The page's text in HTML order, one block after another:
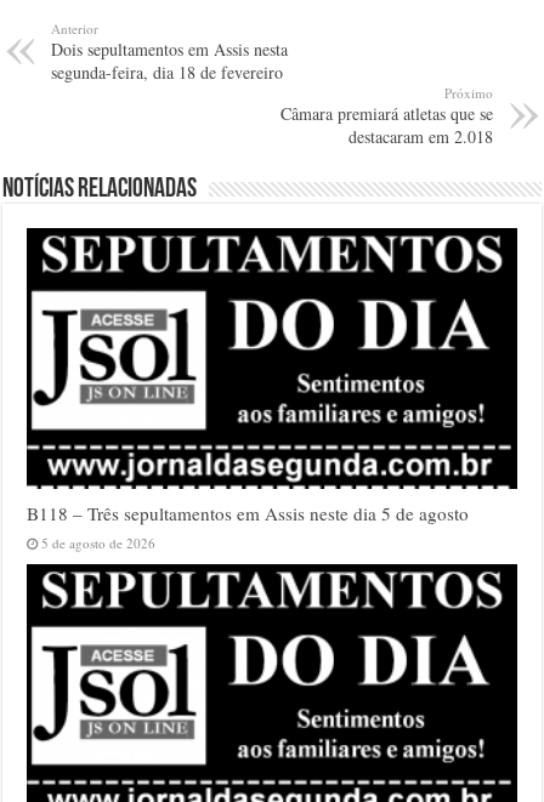
Anterior
Dois sepultamentos em Assis nesta
segunda-feira, dia 18 de fevereiro
Próximo
Câmara premiará atletas que se
destacaram em 2.018
Notícias relacionadas
B118 – Três sepultamentos em Assis neste dia 5 de agosto
5 de agosto de 2026